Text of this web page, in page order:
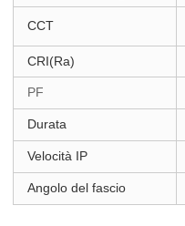
CCT
CRI(Ra)
PF
Durata
Velocità IP
Angolo del fascio